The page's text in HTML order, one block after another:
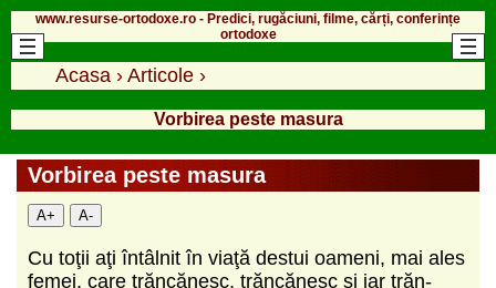
www.resurse-ortodoxe.ro - Predici, rugăciuni, filme, cărți, conferințe
ortodoxe
Acasa › Articole ›
Vorbirea peste masura
Vorbirea peste masura
A+ A-
Cu toţii aţi întâlnit în viaţă destui oameni, mai ales
femei, care trăncănesc, trăncănesc şi iar trăn­